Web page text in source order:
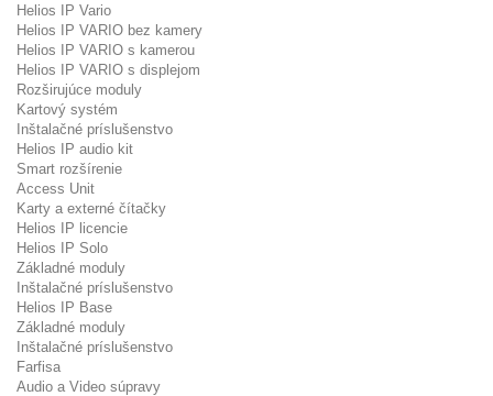
Helios IP Vario
Helios IP VARIO bez kamery
Helios IP VARIO s kamerou
Helios IP VARIO s displejom
Rozširujúce moduly
Kartový systém
Inštalačné príslušenstvo
Helios IP audio kit
Smart rozšírenie
Access Unit
Karty a externé čítačky
Helios IP licencie
Helios IP Solo
Základné moduly
Inštalačné príslušenstvo
Helios IP Base
Základné moduly
Inštalačné príslušenstvo
Farfisa
Audio a Video súpravy